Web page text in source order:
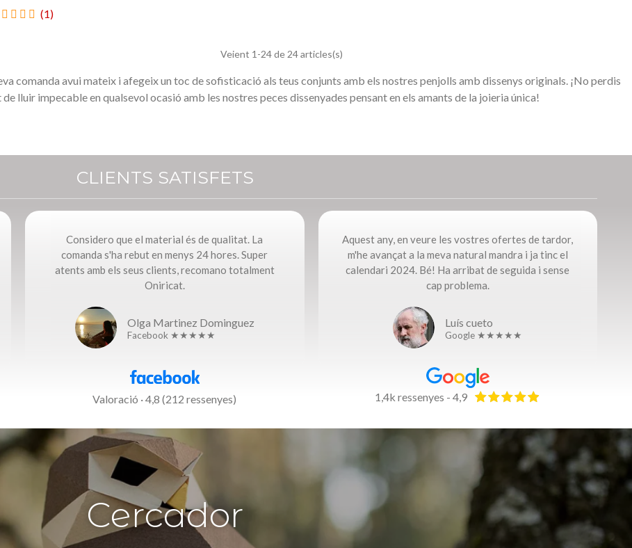
(1)
Veient 1 -24 de 24 articles(s)
comanda avui mateix i afegeix un toc de sofisticació als teus conjunts amb els nostres penjolls amb dissenys originals. ¡No perdis
lluir impecable en qualsevol ocasió amb les nostres peces dissenyades pensant en els amants de la joieria única!
CLIENTS SATISFETS
Considero que el material és de qualitat. La
comanda s'ha rebut en menys 24 hores. Super
atents amb els seus clients, recomano totalment
Oniricat.
Olga Martinez Dominguez
Facebook ★★★★★
Valoració · 4,8 (212 ressenyes)
Aquest any, en veure les vostres ofertes de tardor,
m'he avançat a la meva natural mandra i ja tinc el
calendari 2024. Bé! Ha arribat de seguida i sense
cap problema.​
Luís cueto
Google ★★★★★
1,4k ressenyes - 4,9
Cercador